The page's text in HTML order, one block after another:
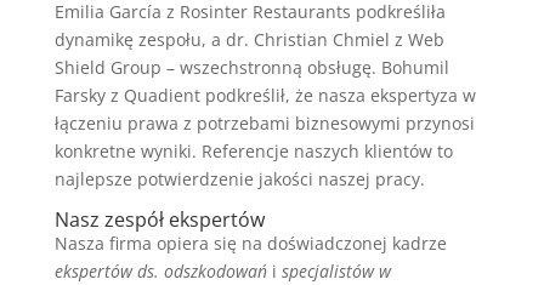
Emilia García z Rosinter Restaurants podkreśliła
dynamikę zespołu, a dr. Christian Chmiel z Web
Shield Group – wszechstronną obsługę. Bohumil
Farsky z Quadient podkreślił, że nasza ekspertyza w
łączeniu prawa z potrzebami biznesowymi przynosi
konkretne wyniki. Referencje naszych klientów to
najlepsze potwierdzenie jakości naszej pracy.
Nasz zespół ekspertów
Nasza firma opiera się na doświadczonej kadrze
ekspertów ds. odszkodowańi specjalistów w